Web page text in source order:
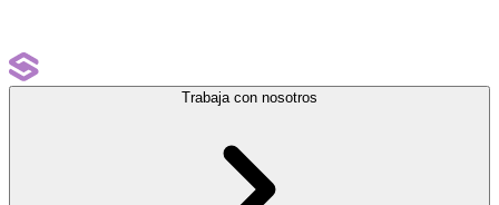
Trabaja con nosotros